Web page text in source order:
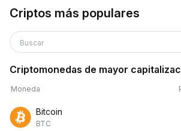
Criptos más populares
Buscar
Criptomonedas de mayor
Moneda
Bitcoin
BTC